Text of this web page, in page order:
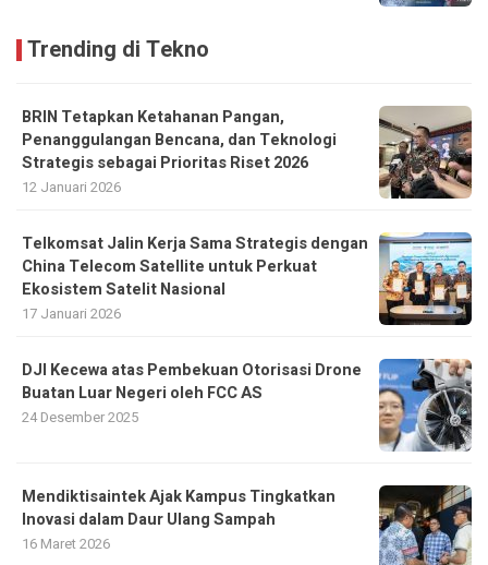
Trending di Tekno
BRIN Tetapkan Ketahanan Pangan,
Penanggulangan Bencana, dan Teknologi
Strategis sebagai Prioritas Riset 2026
12 Januari 2026
Telkomsat Jalin Kerja Sama Strategis dengan
China Telecom Satellite untuk Perkuat
Ekosistem Satelit Nasional
17 Januari 2026
DJI Kecewa atas Pembekuan Otorisasi Drone
Buatan Luar Negeri oleh FCC AS
24 Desember 2025
Mendiktisaintek Ajak Kampus Tingkatkan
Inovasi dalam Daur Ulang Sampah
16 Maret 2026